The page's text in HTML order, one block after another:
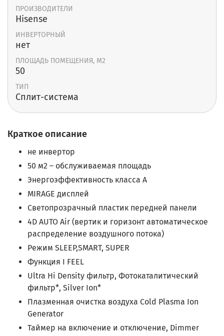
ПРОИЗВОДИТЕЛИ
Hisense
ИНВЕРТОРНЫЙ
нет
ПЛОЩАДЬ ПОМЕЩЕНИЯ, М2
50
ТИП
Cплит-система
Краткое описание
не инвертор
50 м2 – обслуживаемая площадь
Энергоэффективность класса А
MIRAGE дисплей
Светопрозрачный пластик передней панели
4D AUTO Air (вертик и горизонт автоматическое
распределение воздушного потока)
Режим SLEEP,SMART, SUPER
Функция I FEEL
Ultra Hi Density фильтр, Фотокаталитический
фильтр*, Silver Ion*
Плазменная очистка воздуха Cold Plasma Ion
Generator
Таймер на включение и отключение, Dimmer